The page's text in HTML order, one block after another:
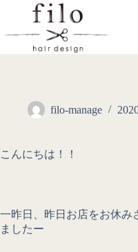
filo-manage
こんにちは！！
一昨日、昨日お店をお休み
ましたー